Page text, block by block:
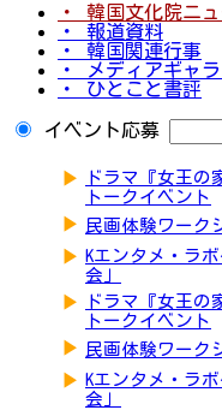
・ 韓国文化院ニ
・ 報道資料
・ 韓国関連行事
・ メディアギャ
・ ひとこと書評
イベント応募
▶
ドラマ『女王の
トークイベント
▶ 民画体験ワーク
▶ Kエンタメ・ラ
会」
▶
ドラマ『女王の
トークイベント
▶ 民画体験ワーク
▶ Kエンタメ・ラ
会」